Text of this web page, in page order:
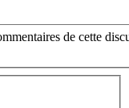
de cette